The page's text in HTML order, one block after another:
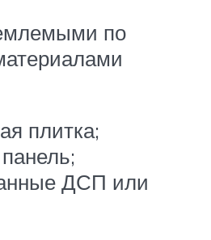
по
плитка;
ДСП или